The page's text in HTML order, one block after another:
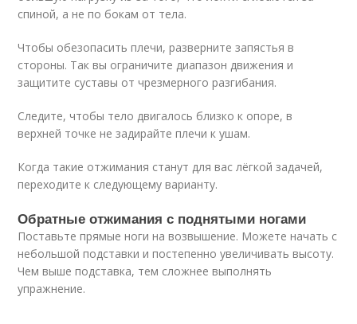
спиной, а не по бокам от тела.
Чтобы обезопасить плечи, разверните запястья в
стороны. Так вы ограничите диапазон движения и
защитите суставы от чрезмерного разгибания.
Следите, чтобы тело двигалось близко к опоре, в
верхней точке не задирайте плечи к ушам.
Когда такие отжимания станут для вас лёгкой задачей,
переходите к следующему варианту.
Обратные отжимания с поднятыми ногами
Поставьте прямые ноги на возвышение. Можете начать с
небольшой подставки и постепенно увеличивать высоту.
Чем выше подставка, тем сложнее выполнять
упражнение.